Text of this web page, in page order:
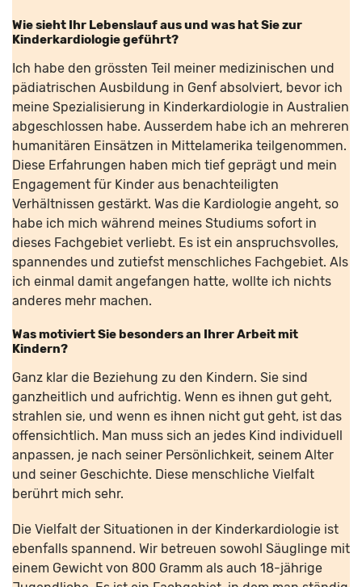
Wie sieht Ihr Lebenslauf aus und was hat Sie zur
Kinderkardiologie geführt?
Ich habe den grössten Teil meiner medizinischen und
pädiatrischen Ausbildung in Genf absolviert, bevor ich
meine Spezialisierung in Kinderkardiologie in Australien
abgeschlossen habe. Ausserdem habe ich an mehreren
humanitären Einsätzen in Mittelamerika teilgenommen.
Diese Erfahrungen haben mich tief geprägt und mein
Engagement für Kinder aus benachteiligten
Verhältnissen gestärkt. Was die Kardiologie angeht, so
habe ich mich während meines Studiums sofort in
dieses Fachgebiet verliebt. Es ist ein anspruchsvolles,
spannendes und zutiefst menschliches Fachgebiet. Als
ich einmal damit angefangen hatte, wollte ich nichts
anderes mehr machen.
Was motiviert Sie besonders an Ihrer Arbeit mit
Kindern?
Ganz klar die Beziehung zu den Kindern. Sie sind
ganzheitlich und aufrichtig. Wenn es ihnen gut geht,
strahlen sie, und wenn es ihnen nicht gut geht, ist das
offensichtlich. Man muss sich an jedes Kind individuell
anpassen, je nach seiner Persönlichkeit, seinem Alter
und seiner Geschichte. Diese menschliche Vielfalt
berührt mich sehr.
Die Vielfalt der Situationen in der Kinderkardiologie ist
ebenfalls spannend. Wir betreuen sowohl Säuglinge mit
einem Gewicht von 800 Gramm als auch 18-jährige